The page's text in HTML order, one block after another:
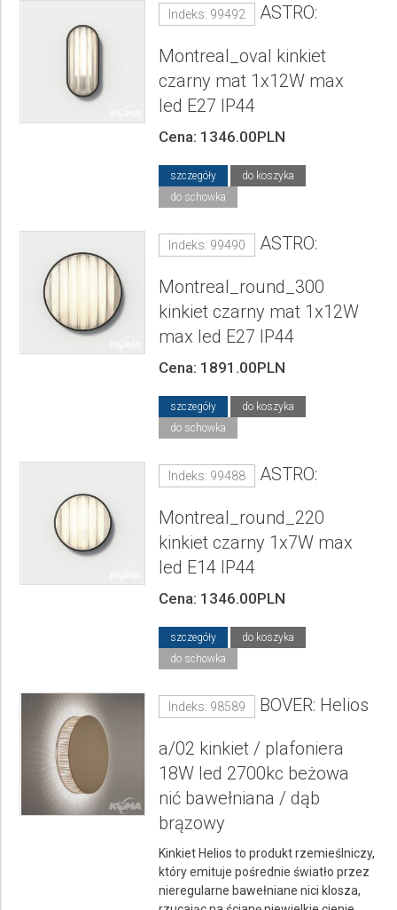
Indeks: 99492 ASTRO:
Montreal_oval kinkiet
czarny mat 1x12W max
led E27 IP44
Cena: 1346.00PLN
szczegóły
do koszyka
do schowka
Indeks: 99490 ASTRO:
Montreal_round_300
kinkiet czarny mat 1x12W
max led E27 IP44
Cena: 1891.00PLN
szczegóły
do koszyka
do schowka
Indeks: 99488 ASTRO:
Montreal_round_220
kinkiet czarny 1x7W max
led E14 IP44
Cena: 1346.00PLN
szczegóły
do koszyka
do schowka
Indeks: 98589 BOVER: Helios
a/02 kinkiet / plafoniera
18W led 2700kc beżowa
nić bawełniana / dąb
brązowy
Kinkiet Helios to produkt rzemieślniczy,
który emituje pośrednie światło przez
nieregularne bawełniane nici klosza,